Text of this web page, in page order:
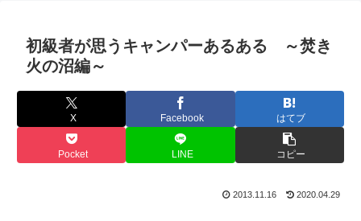
初級者が思うキャンパーあるある ～焚き
火の沼編～
X Facebook はてブ
Pocket LINE コピー
2013.11.16 2020.04.29